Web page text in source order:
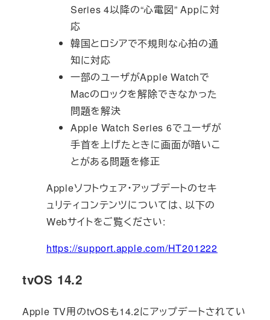
Series 4以降の“心電図” Appに対
応
韓国とロシアで不規則な心拍の通
知に対応
一部のユーザがApple Watchで
Macのロックを解除できなかった
問題を解決
Apple Watch Series 6でユーザが
手首を上げたときに画面が暗いこ
とがある問題を修正
Appleソフトウェア・アップデートのセキ
ュリティコンテンツについては、以下の
Webサイトをご覧ください:
https://support.apple.com/HT201222
tvOS 14.2
Apple TV用のtvOSも14.2にアップデートされてい